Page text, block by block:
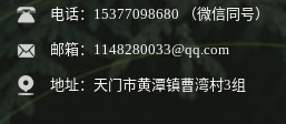
电话：15377098680 （微信同号）
邮箱： 1148280033@qq.com
地址：天门市黄潭镇曹湾村3组